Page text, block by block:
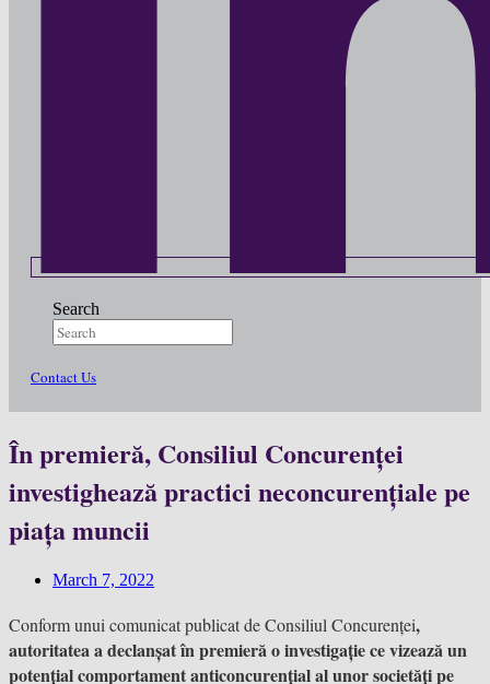
Search
Contact Us
În premieră, Consiliul Concurenței
investighează practici neconcurențiale pe
piața muncii
March 7, 2022
Conform unui comunicat publicat de Consiliul Concurenței,
autoritatea a declanșat în premieră o investigație ce vizează un
potențial comportament anticoncurențial al unor societăți pe